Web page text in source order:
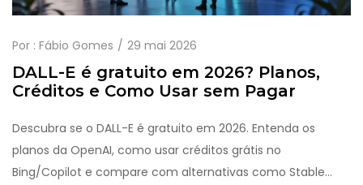
Por : Fábio Gomes 29 mai 2026
DALL-E é gratuito em 2026? Planos,
Créditos e Como Usar sem Pagar
Descubra se o DALL-E é gratuito em 2026. Entenda os
planos da OpenAI, como usar créditos grátis no
Bing/Copilot e compare com alternativas como Stable